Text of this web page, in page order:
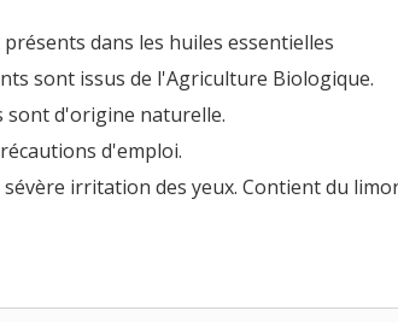
dans les huiles essentielles
sont issus de l'Agriculture Biologique.
sont d'origine naturelle.
d'emploi.
irritation des yeux. Contient du